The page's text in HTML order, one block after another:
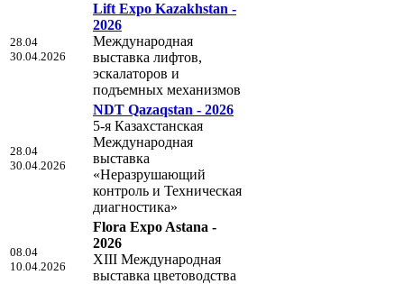
28.04
30.04.2026
Lift Expo Kazakhstan -
2026
Международная
выставка лифтов,
эскалаторов и
подъемных механизмов
28.04
30.04.2026
NDT Qazaqstan - 2026
5-я Казахстанская
Международная
выставка
«Неразрушающий
контроль и Техническая
диагностика»
08.04
10.04.2026
Flora Expo Astana -
2026
XIII Международная
выставка цветоводства